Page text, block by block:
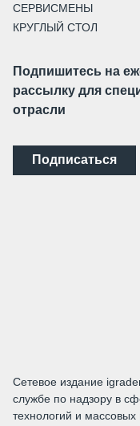
СЕРВИСМЕНЫ
КРУГЛЫЙ СТОЛ
Подпишитесь на
рассылку для
отрасли
Подписаться
Сетевое издание
службе по надзору в
технологий и